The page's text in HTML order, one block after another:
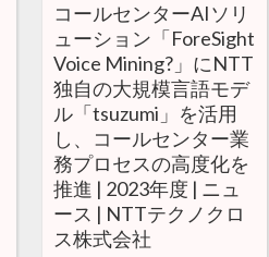
コールセンターAIソリ
ューション「ForeSight
Voice Mining?」にNTT
独自の大規模言語モデ
ル「tsuzumi」を活用
し、コールセンター業
務プロセスの高度化を
推進 | 2023年度 | ニュ
ース | NTTテクノクロ
ス株式会社